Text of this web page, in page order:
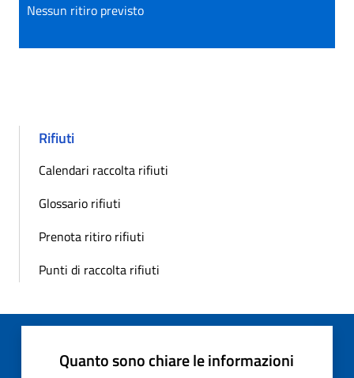
Nessun ritiro previsto
Rifiuti
Calendari raccolta rifiuti
Glossario rifiuti
Prenota ritiro rifiuti
Punti di raccolta rifiuti
Quanto sono chiare le informazioni